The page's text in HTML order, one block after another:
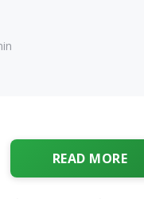
READ MORE